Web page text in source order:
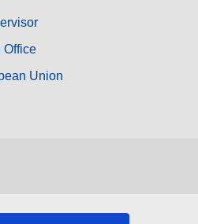
Office
Union